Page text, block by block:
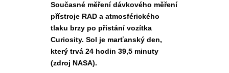
Současné měření dávkového měření
přístroje RAD a atmosférického
tlaku brzy po přistání vozítka
Curiosity. Sol je marťanský den,
který trvá 24 hodin 39,5 minuty
(zdroj NASA).